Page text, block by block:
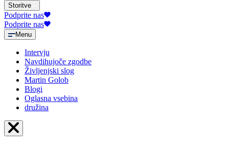
Storitve
Podprite nas
Podprite nas
Menu
Intervju
Navdihujoče zgodbe
Življenjski slog
Martin Golob
Blogi
Oglasna vsebina
družina